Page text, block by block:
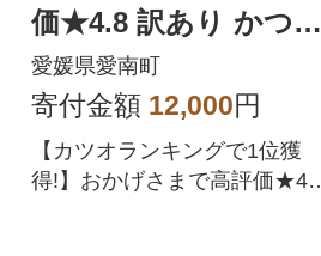
価★4.8 訳あり かつお
のたたき 2.5kg
愛媛県愛南町
寄付金額 12,000円
【カツオランキングで1位獲
得!】おかげさまで高評価★4.